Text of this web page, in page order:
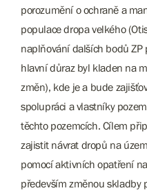
porozumění o ochraně a
populace dropa velkého
naplňování dalších bodů ZP
hlavní důraz byl kladen na
změn), kde je a bude
spolupráci a vlastníky
těchto pozemcích. Cílem
zajistit návrat dropů na
pomocí aktivních opatření
především změnou skladby